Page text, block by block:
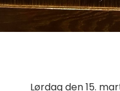
Lørdag den 15.